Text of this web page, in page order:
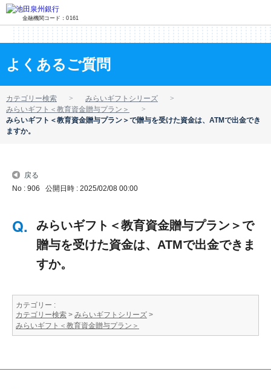
金融機関コード：0161
よくあるご質問
カテゴリー検索
みらいギフトシリーズ
みらいギフト＜教育資金贈与プラン＞
みらいギフト＜教育資金贈与プラン＞で贈与を受けた資金は、ATMで出金でき
ますか。
戻る
No : 906 公開日時 : 2025/02/08 00:00
みらいギフト＜教育資金贈与プラン＞で
贈与を受けた資金は、ATMで出金できま
すか。
カテゴリー :
カテゴリー検索 > みらいギフトシリーズ >
みらいギフト＜教育資金贈与プラン＞